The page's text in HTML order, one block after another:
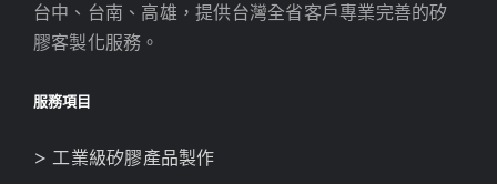
台中、台南、高雄，提供台灣全省客戶專業完善的矽
膠客製化服務。
服務項目
> 工業級矽膠產品製作